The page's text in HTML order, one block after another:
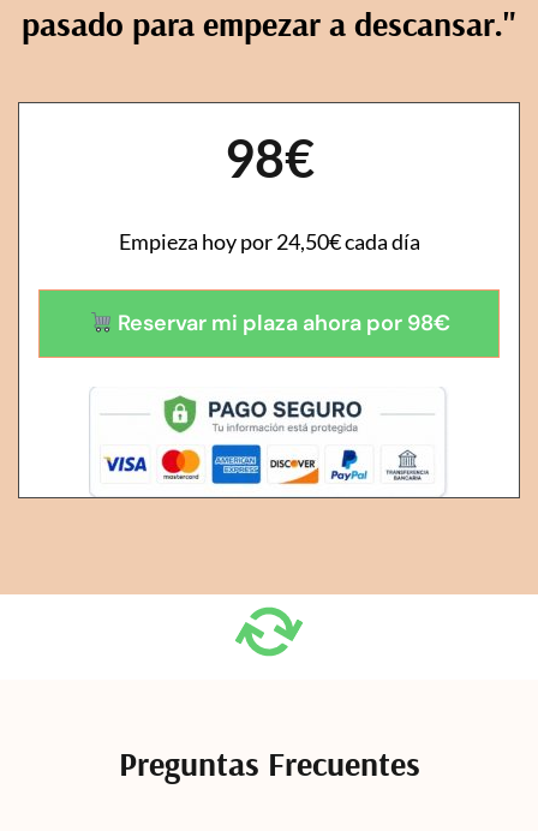
pasado para empezar a descansar."
98€
Empieza hoy por 24,50€ cada día
Reservar mi plaza ahora por 98€
Preguntas Frecuentes